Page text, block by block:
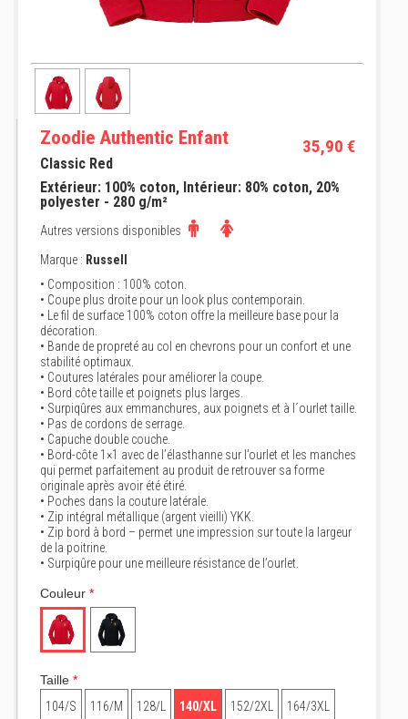
Zoodie Authentic Enfant 35,90 €
Classic Red
Extérieur: 100% coton, Intérieur: 80% coton, 20%
polyester - 280 g/m²
Autres versions disponibles
Marque : Russell
• Composition : 100% coton.
• Coupe plus droite pour un look plus contemporain.
• Le fil de surface 100% coton offre la meilleure base pour la
décoration.
• Bande de propreté au col en chevrons pour un confort et une
stabilité optimaux.
• Coutures latérales pour améliorer la coupe.
• Bord côte taille et poignets plus larges.
• Surpiqûres aux emmanchures, aux poignets et à l´ourlet taille.
• Pas de cordons de serrage.
• Capuche double couche.
• Bord-côte 1×1 avec de l’élasthanne sur l’ourlet et les manches
qui permet parfaitement au produit de retrouver sa forme
originale après avoir été étiré.
• Poches dans la couture latérale.
• Zip intégral métallique (argent vieilli) YKK.
• Zip bord à bord – permet une impression sur toute la largeur
de la poitrine.
• Surpiqûre pour une meilleure résistance de l’ourlet.
Couleur *
Taille *
104/S
116/M 128/L 140/XL 152/2XL
164/3XL